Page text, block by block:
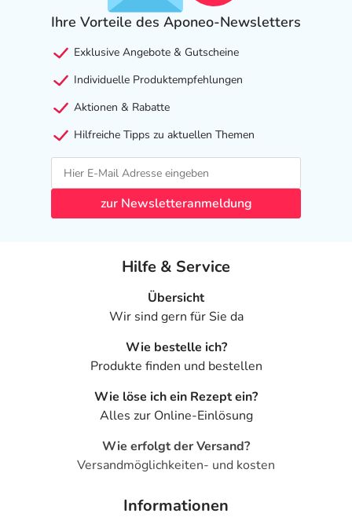
Ihre Vorteile des Aponeo-Newsletters
Exklusive Angebote & Gutscheine
Individuelle Produktempfehlungen
Aktionen & Rabatte
Hilfreiche Tipps zu aktuellen Themen
zur Newsletteranmeldung
Hilfe & Service
Übersicht
Wir sind gern für Sie da
Wie bestelle ich?
Produkte finden und bestellen
Wie löse ich ein Rezept ein?
Alles zur Online-Einlösung
Wie erfolgt der Versand?
Versandmöglichkeiten- und kosten
Informationen